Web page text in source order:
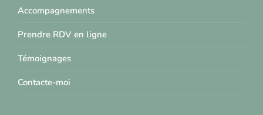
Accompagnements
Prendre RDV en ligne
Témoignages
Contacte-moi